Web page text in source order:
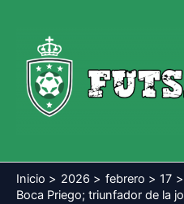
contenido
Inicio 2026 febrero
17
Boca Priego; triunfador de la